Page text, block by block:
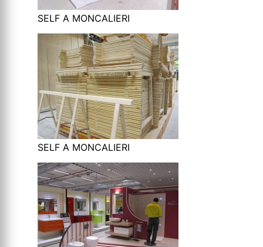
SELF A MONCALIERI
SELF A MONCALIERI